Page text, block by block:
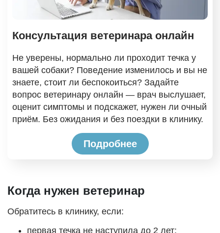
Консультация ветеринара онлайн
Не уверены, нормально ли проходит течка у
вашей собаки? Поведение изменилось и вы не
знаете, стоит ли беспокоиться? Задайте
вопрос ветеринару онлайн — врач выслушает,
оценит симптомы и подскажет, нужен ли очный
приём. Без ожидания и без поездки в клинику.
Подробнее
Когда нужен ветеринар
Обратитесь в клинику, если:
первая течка не наступила до 2 лет;